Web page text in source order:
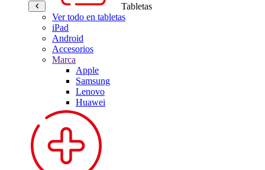
Tabletas
Ver todo en tabletas
iPad
Android
Accesorios
Marca
Apple
Samsung
Lenovo
Huawei